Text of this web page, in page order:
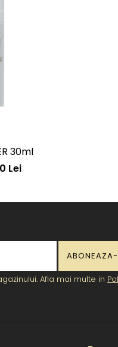
30ml
Lei
Afla mai multe in